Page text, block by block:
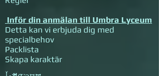
Inför din anmälan till Umbra Lyceum
Detta kan vi erbjuda dig med
specialbehov​
Packlista
Skapa karaktär